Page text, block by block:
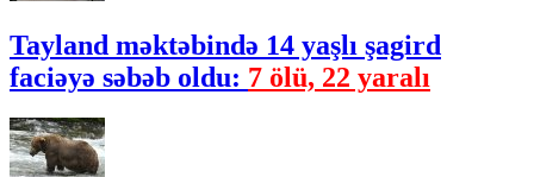
Tayland məktəbində 14 yaşlı şagird
faciəyə səbəb oldu: 7 ölü, 22 yaralı